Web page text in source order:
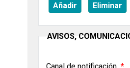
Añadir Eliminar
AVISOS,